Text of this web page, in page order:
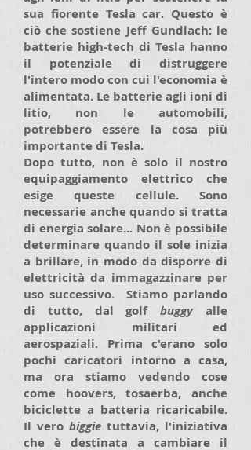
sua fiorente Tesla car. Questo è
ciò che sostiene Jeff Gundlach: le
batterie high-tech di Tesla hanno
il potenziale di distruggere
l'intero modo con cui l'economia è
alimentata. Le batterie agli ioni di
litio, non le automobili,
potrebbero essere la cosa più
importante di Tesla.
Dopo tutto, non è solo il nostro
equipaggiamento elettrico che
esige queste cellule. Sono
necessarie anche quando si tratta
di energia solare... Non è possibile
determinare quando il sole inizia
a brillare, in modo da disporre di
elettricità da immagazzinare per
uso successivo. Stiamo parlando
di tutto, dal golfbuggyalle
applicazioni militari ed
aerospaziali. Prima c'erano solo
pochi caricatori intorno a casa,
ma ora stiamo vedendo cose
come hoovers, tosaerba, anche
biciclette a batteria ricaricabile.
Il vero biggie tuttavia, l'iniziativa
che è destinata a cambiare il